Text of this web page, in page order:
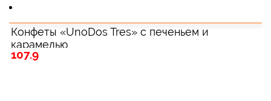
Конфеты «UnoDos Tres» с печеньем и
карамелью
107.9